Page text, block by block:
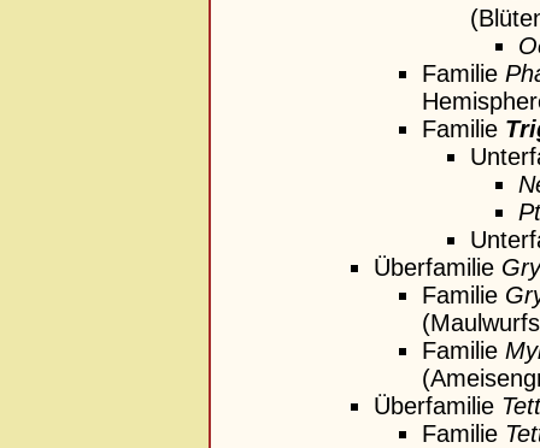
Familie
Familie
Überfamilie
Familie
Familie
Überfamilie
Familie